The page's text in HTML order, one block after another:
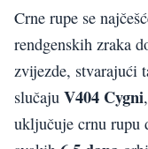
Crne rupe se
rendgenskih zraka
zvijezde, stvarajući
slučaju V404 Cygni
uključuje crnu rupu